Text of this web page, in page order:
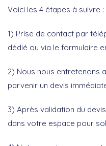
Voici les 4 étapes à suivre :
1) Prise de contact par
dédié ou via le formulaire
2) Nous nous entretenons
parvenir un devis
3) Après validation du
dans votre espace pour